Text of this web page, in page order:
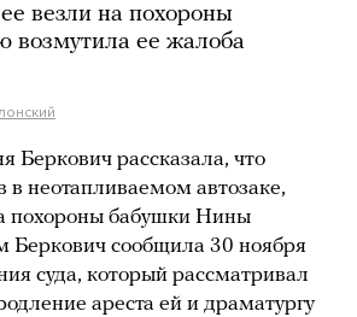
везли на похороны
возмутила ее жалоба
Беркович рассказала, что
в неотапливаемом автозаке,
похороны бабушки Нины
Беркович сообщила 30 ноября
суда, который рассматривал
ареста ей и драматургу